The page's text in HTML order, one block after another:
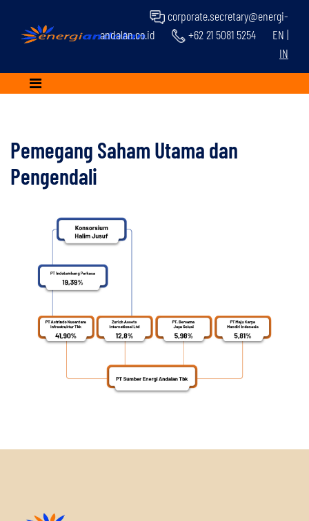
corporate.secretary@energi-
andalan.co.id
+62 21 5081 5254 EN |
IN
Pemegang Saham Utama dan
Pengendali